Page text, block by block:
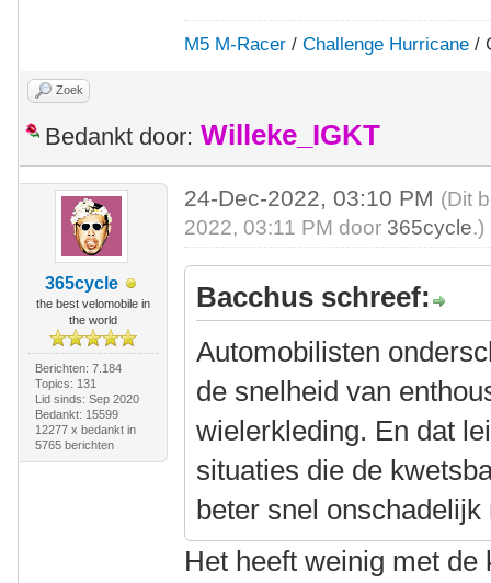
M5 M-Racer /Challenge Hurricane /
Zoek
Bedankt door: Willeke_IGKT
365cycle
the best velomobile in
the world
Berichten: 7.184
Topics: 131
Lid sinds: Sep 2020
Bedankt: 15599
12277 x bedankt in
5765 berichten
24-Dec-2022, 03:10 PM (Dit
2022, 03:11 PM door 365cycle.)
Bacchus schreef:
Automobilisten
de snelheid van
wielerkleding. En dat
situaties die de
beter snel onschadelijk
Het heeft weinig met